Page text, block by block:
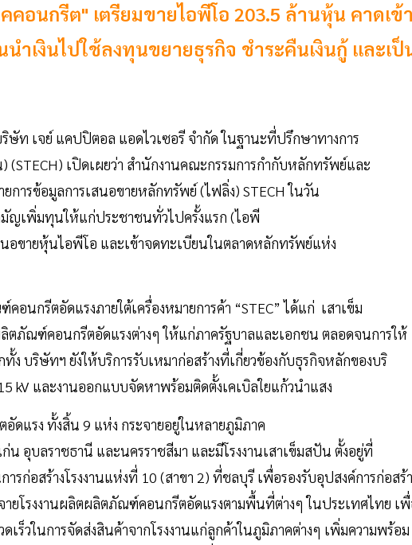
อนกรีต" เตรียมขายไอพีโอ 203.5 ล้านหุ้น คาดเข้า
ำเงินไปใช้ลงทุนขยายธุรกิจ ชำระคืนเงินกู้ และเป็
ษัท เจย์ แคปปิตอล แอดไวเซอรี จำกัด ในฐานะที่ปรึกษาทางการ
เปิดเผยว่า สำนักงานคณะกรรมการกำกับหลักทรัพย์และ
ารข้อมูลการเสนอขายหลักทรัพย์ (ไฟลิ่ง) STECH ในวัน
ญเพิ่มทุนให้แก่ประชาชนทั่วไปครั้งแรก (ไอพี
อขายหุ้นไอพีโอ และเข้าจดทะเบียนในตลาดหลักทรัพย์แห่ง
นกรีตอัดแรงภายใต้เครื่องหมายการค้า “STEC” ได้แก่ เสาเข็ม
ตภัณฑ์คอนกรีตอัดแรงต่างๆ ให้แก่ภาครัฐบาลและเอกชน ตลอดจนการให้
บริษัทฯ ยังให้บริการรับเหมาก่อสร้างที่เกี่ยวข้องกับธุรกิจหลักของบริ
kV และงานออกแบบจัดหาพร้อมติดตั้งเคเบิลใยแก้วนำแสง
ดแรง ทั้งสิ้น 9 แห่ง กระจายอยู่ในหลายภูมิภาค
อุบลราชธานี และนครราชสีมา และมีโรงงานเสาเข็มสปัน ตั้งอยู่ที่
ก่อสร้างโรงงานแห่งที่ 10 (สาขา 2) ที่ชลบุรี เพื่อรองรับอุปสงค์การก่อสร้
จายโรงงานผลิตผลิตภัณฑ์คอนกรีตอัดแรงตามพื้นที่ต่างๆ ในประเทศไทย เ
ร็วในการจัดส่งสินค้าจากโรงงานแก่ลูกค้าในภูมิภาคต่างๆ เพิ่มความพร้อม